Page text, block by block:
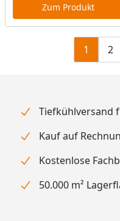
Zum Produkt
1 2
Tiefkühlversand
Kauf auf
Kostenlose
50.000 m²